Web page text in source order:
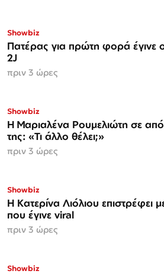
Showbiz
Πατέρας για πρώτη φορά
2J
πριν 3 ώρες
Showbiz
H Μαριαλένα Ρουμελιώτη σε
της: «Τι άλλο θέλει;»
πριν 3 ώρες
Showbiz
Η Κατερίνα Λιόλιου επιστρέφει
που έγινε viral
πριν 3 ώρες
Showbiz